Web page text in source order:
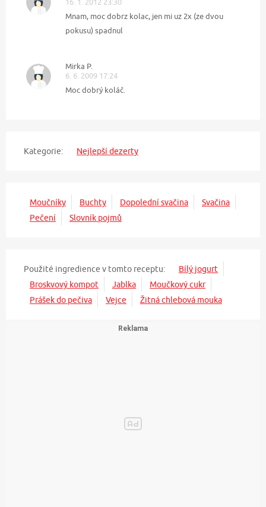
Mnam, moc dobrz kolac, jen mi uz 2x (ze dvou
pokusu) spadnul
Mirka P.
6. 6. 2009 17:24
Moc dobrý koláč.
Kategorie: Nejlepší dezerty
Moučníky Buchty Dopolední svačina
Svačina
Pečení
Slovník pojmů
Použité ingredience v tomto receptu:
Bílý jogurt
Broskvový kompot
Jablka
Moučkový cukr
Prášek do pečiva
Vejce Žitná chlebová mouka